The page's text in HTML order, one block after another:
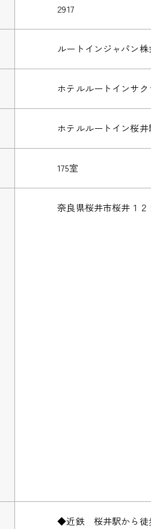
2917
ルートインジャパン
ホテルルートインサ
ホテルルートイン桜井
175室
奈良県桜井市桜井１
◆近鉄 桜井駅から徒